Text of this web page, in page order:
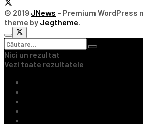
© 2019 JNews – Premium WordPress
theme by Jegtheme.
Nici un rezultat
Vezi toate rezultatele